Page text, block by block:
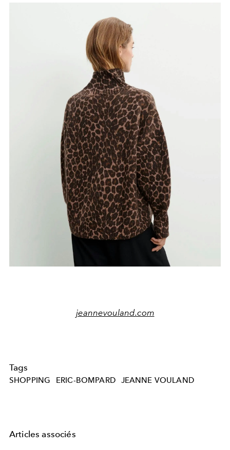
jeannevouland.com
Tags
SHOPPING ERIC-BOMPARD JEANNE VOULAND
Articles associés